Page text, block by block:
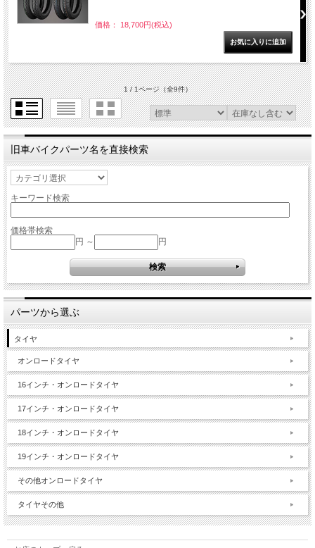
価格： 18,700円(税込)
1 / 1ページ（全9件）
旧車バイクパーツ名を直接検索
キーワード検索
価格帯検索
円 ～
円
パーツから選ぶ
タイヤ
オンロードタイヤ
16インチ・オンロードタイヤ
17インチ・オンロードタイヤ
18インチ・オンロードタイヤ
19インチ・オンロードタイヤ
その他オンロードタイヤ
タイヤその他